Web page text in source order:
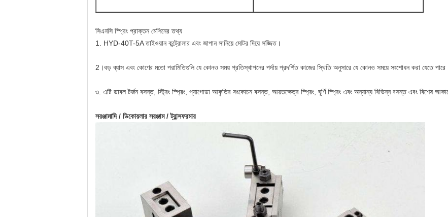
সিএনসি স্প্রিং প্রাক্তন মেশিনের তথ্য
1. HYD-40T-5A তাইওয়ান কন্ট্রোলার এবং জাপান সানিয়ে মোটর দিয়ে সজ্জিত।
2।বড় ব্যাস এবং কোণের মতো পরামিতিগুলি যে কোনও সময় প্রতিস্থাপনের পর্দায় প্রদর্শিত কাজের স্থিতি অনুসারে যে কোনও সময়ে সংশোধন করা যেতে
৩. এটি ডাবল টর্জন বসন্ত, স্ট্রিং স্প্রিং, প্যাগোডা আকৃতির সংকোচন বসন্ত, আয়তক্ষেত্র স্প্রিং, ঘূর্ণি স্প্রিং এবং অন্যান্য বিভিন্ন বসন্ত এবং বিশেষ
সরঞ্জামাদি / ডিকোয়লার সরঞ্জাম / ট্রান্সফরমার